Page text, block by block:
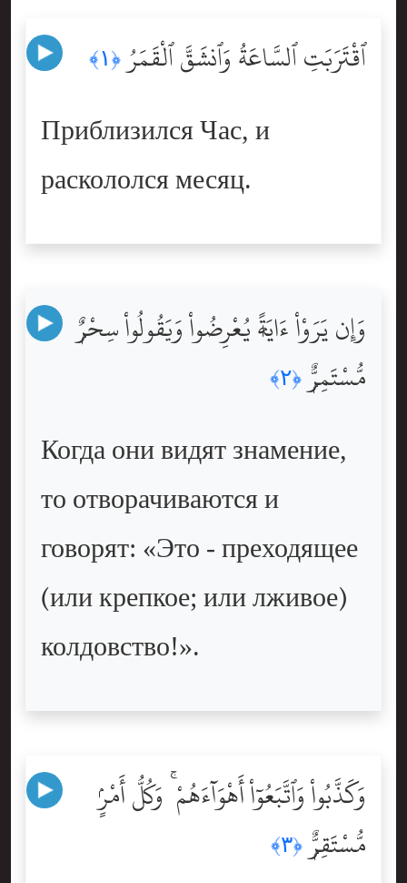
ٱقْتَرَبَتِ ٱلسَّاعَةُ وَٱنشَقَّ ٱلْقَمَرُ﴿١﴾
Приблизился Час, и
раскололся месяц.
وَإِن يَرَوْاْ ءَايَةًۭ يُعْرِضُواْ وَيَقُولُواْ سِحْرٌۭ
مُّسْتَمِرٌّۭ﴿٢﴾
Когда они видят знамение,
то отворачиваются и
говорят: «Это - преходящее
(или крепкое; или лживое)
колдовство!».
وَكَذَّبُواْ وَٱتَّبَعُوٓاْ أَهْوَآءَهُمْ ۚ وَكُلُّ أَمْرٍۢ
مُّسْتَقِرٌّۭ﴿٣﴾